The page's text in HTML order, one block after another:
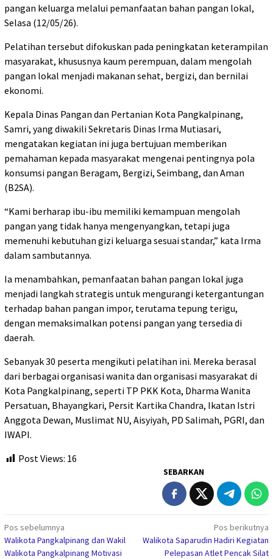
pangan keluarga melalui pemanfaatan bahan pangan lokal,
Selasa (12/05/26).
Pelatihan tersebut difokuskan pada peningkatan keterampilan
masyarakat, khususnya kaum perempuan, dalam mengolah
pangan lokal menjadi makanan sehat, bergizi, dan bernilai
ekonomi.
Kepala Dinas Pangan dan Pertanian Kota Pangkalpinang,
Samri, yang diwakili Sekretaris Dinas Irma Mutiasari,
mengatakan kegiatan ini juga bertujuan memberikan
pemahaman kepada masyarakat mengenai pentingnya pola
konsumsi pangan Beragam, Bergizi, Seimbang, dan Aman
(B2SA).
“Kami berharap ibu-ibu memiliki kemampuan mengolah
pangan yang tidak hanya mengenyangkan, tetapi juga
memenuhi kebutuhan gizi keluarga sesuai standar,” kata Irma
dalam sambutannya.
Ia menambahkan, pemanfaatan bahan pangan lokal juga
menjadi langkah strategis untuk mengurangi ketergantungan
terhadap bahan pangan impor, terutama tepung terigu,
dengan memaksimalkan potensi pangan yang tersedia di
daerah.
Sebanyak 30 peserta mengikuti pelatihan ini. Mereka berasal
dari berbagai organisasi wanita dan organisasi masyarakat di
Kota Pangkalpinang, seperti TP PKK Kota, Dharma Wanita
Persatuan, Bhayangkari, Persit Kartika Chandra, Ikatan Istri
Anggota Dewan, Muslimat NU, Aisyiyah, PD Salimah, PGRI, dan
IWAPI.
Post Views: 16
SEBARKAN
Navigasi
pos
Pos sebelumnya
Walikota Pangkalpinang dan Wakil
Walikota Pangkalpinang Motivasi
Pos berikutnya
Walikota Saparudin Hadiri Kegiatan
Pelepasan Atlet Pencak Silat